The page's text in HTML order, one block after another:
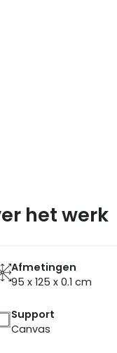
het werk
Afmetingen
95 x 125 x 0.1 cm
Support
Canvas